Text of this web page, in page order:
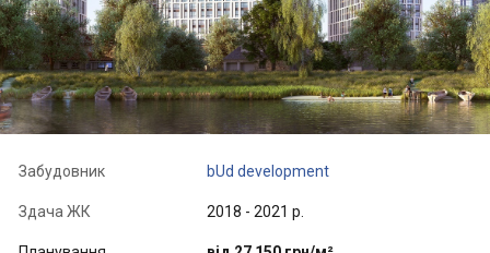
Забудовник bUd development
Здача ЖК 2018 - 2021 р.